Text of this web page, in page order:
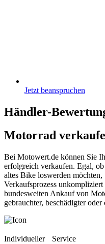
Jetzt beanspruchen
Händler-
Motorrad
Bei Motowert.de können Sie
erfolgreich verkaufen. Egal,
altes Bike loswerden
Verkaufsprozess
bundesweiten Ankauf von
gebrauchter, beschädigter
Individueller Service